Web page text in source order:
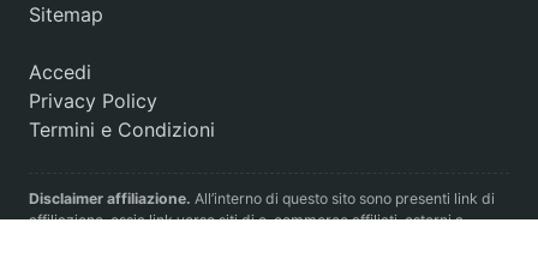
Sitemap
Accedi
Privacy Policy
Termini e Condizioni